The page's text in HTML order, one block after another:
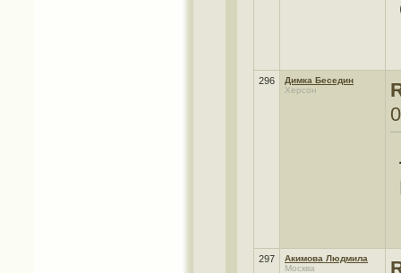
296
Димка Беседин
Херсон
297
Акимова Людмила
Москва